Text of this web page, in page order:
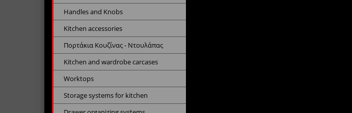
Handles and Knobs
Kitchen accessories
Πορτάκια Κουζίνας - Ντουλάπας
Kitchen and wardrobe carcases
Worktops
Storage systems for kitchen